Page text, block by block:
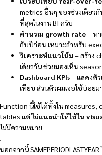
metrics อื่นๆ ของช่วงเดียว
ที่สุดในงาน BI ครับ
คำนวณ growth rate– ห
กับปีก่อน เหมาะสำหรับ
วิเคราะห์แนวโน้ม – สร้าง
เดียวกัน ช่วยมองเห็น
Dashboard KPIs– แสดงตั
เทียบ ส่วนตัวผมเจอใช้บ่อย
Function นี้ใช้ได้ทั้งใน
tables แต่ไม่แนะนำให้ใช้ใน
ไม่มีความหมาย
.
นอกจากนี้